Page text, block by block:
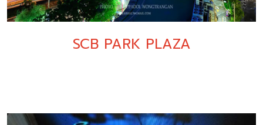
SCB PARK PLAZA